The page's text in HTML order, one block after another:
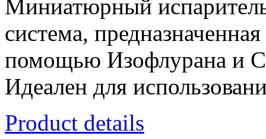
Миниатюрный
система,
помощью Изофлурана и
Идеален для
Product details